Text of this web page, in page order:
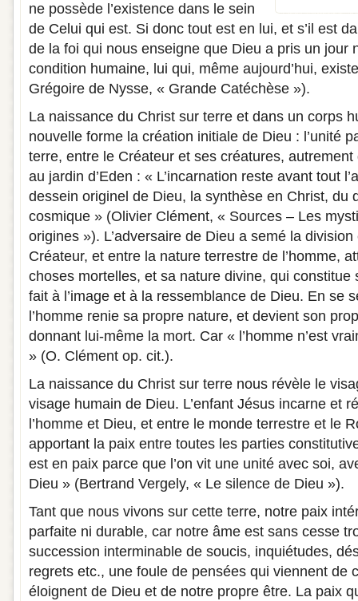
ne possède l’existence dans le sein
de Celui qui est. Si donc tout est en lui, et s’il est
de la foi qui nous enseigne que Dieu a pris un jour
condition humaine, lui qui, même aujourd’hui,
Grégoire de Nysse, « Grande Catéchèse »).
La naissance du Christ sur terre et dans un corps
nouvelle forme la création initiale de Dieu : l’unité
terre, entre le Créateur et ses créatures,
au jardin d’Eden : « L’incarnation reste avant tout
dessein originel de Dieu, la synthèse en Christ, du
cosmique » (Olivier Clément, « Sources – Les
origines »). L’adversaire de Dieu a semé la division
Créateur, et entre la nature terrestre de l’homme,
choses mortelles, et sa nature divine, qui constitue
fait à l’image et à la ressemblance de Dieu. En se
l’homme renie sa propre nature, et devient son
donnant lui-même la mort. Car « l’homme n’est
» (O. Clément op. cit.).
La naissance du Christ sur terre nous révèle le
visage humain de Dieu. L’enfant Jésus incarne et
l’homme et Dieu, et entre le monde terrestre et le
apportant la paix entre toutes les parties
est en paix parce que l’on vit une unité avec soi,
Dieu » (Bertrand Vergely, « Le silence de Dieu »).
Tant que nous vivons sur cette terre, notre paix
parfaite ni durable, car notre âme est sans cesse
succession interminable de soucis, inquiétudes,
regrets etc., une foule de pensées qui viennent de
éloignent de Dieu et de notre propre être. La paix